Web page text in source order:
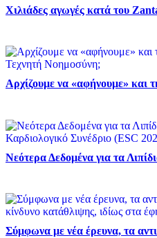
Χιλιάδες αγωγές κατά του
Αρχίζουμε να «αφήνουμε» και
Νεότερα Δεδομένα για τα
Σύμφωνα με νέα έρευνα, τα